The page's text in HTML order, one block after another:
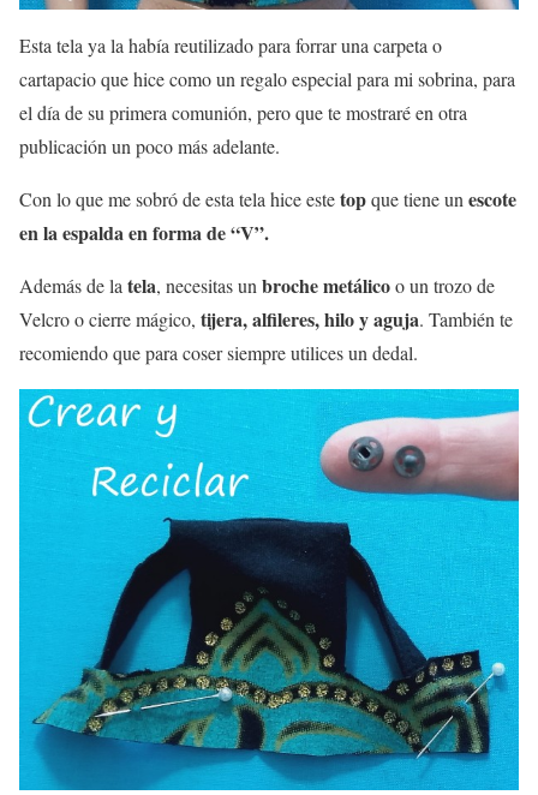
Esta tela ya la había reutilizado para forrar una carpeta o
cartapacio que hice como un regalo especial para mi sobrina, para
el día de su primera comunión, pero que te mostraré en otra
publicación un poco más adelante.
Con lo que me sobró de esta tela hice estetopque tiene un escote
en la espalda en forma de “V”.
Además de la tela, necesitas un broche metálicoo un trozo de
Velcro o cierre mágico, tijera, alfileres, hilo y aguja. También te
recomiendo que para coser siempre utilices un dedal.